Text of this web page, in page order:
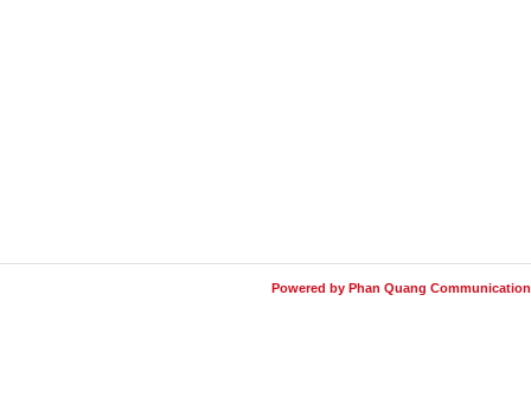
Powered by Phan Quang Communication